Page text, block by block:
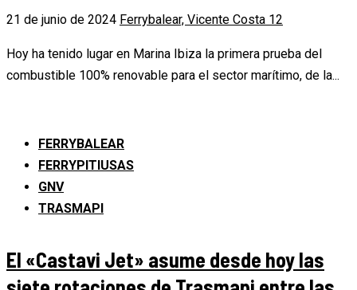
21 de junio de 2024 Ferrybalear, Vicente Costa 12
Hoy ha tenido lugar en Marina Ibiza la primera prueba del
combustible 100% renovable para el sector marítimo, de la...
FERRYBALEAR
FERRYPITIUSAS
GNV
TRASMAPI
El «Castavi Jet» asume desde hoy las